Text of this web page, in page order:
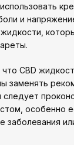
и
CBD
заменять
особенно
заболевания